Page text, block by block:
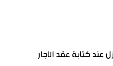
كتابة عقد الاجار